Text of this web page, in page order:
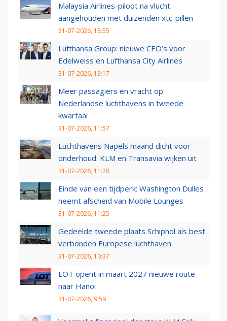
Malaysia Airlines-piloot na vlucht
aangehouden met duizenden xtc-pillen
31-07-2026, 13:55
Lufthansa Group: nieuwe CEO’s voor
Edelweiss en Lufthansa City Airlines
31-07-2026, 13:17
Meer passagiers en vracht op
Nederlandse luchthavens in tweede
kwartaal
31-07-2026, 11:57
Luchthavens Napels maand dicht voor
onderhoud: KLM en Transavia wijken uit
31-07-2026, 11:28
Einde van een tijdperk: Washington Dulles
neemt afscheid van Mobile Lounges
31-07-2026, 11:25
Gedeelde tweede plaats Schiphol als best
verbonden Europese luchthaven
31-07-2026, 10:37
LOT opent in maart 2027 nieuwe route
naar Hanoi
31-07-2026, 9:59